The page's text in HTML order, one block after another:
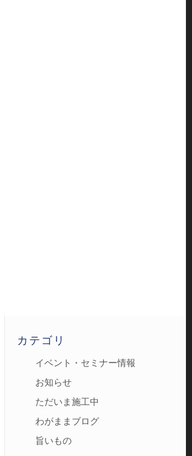
カテゴリ
イベント・セミナー情報
お知らせ
ただいま施工中
わがままブログ
旨いもの